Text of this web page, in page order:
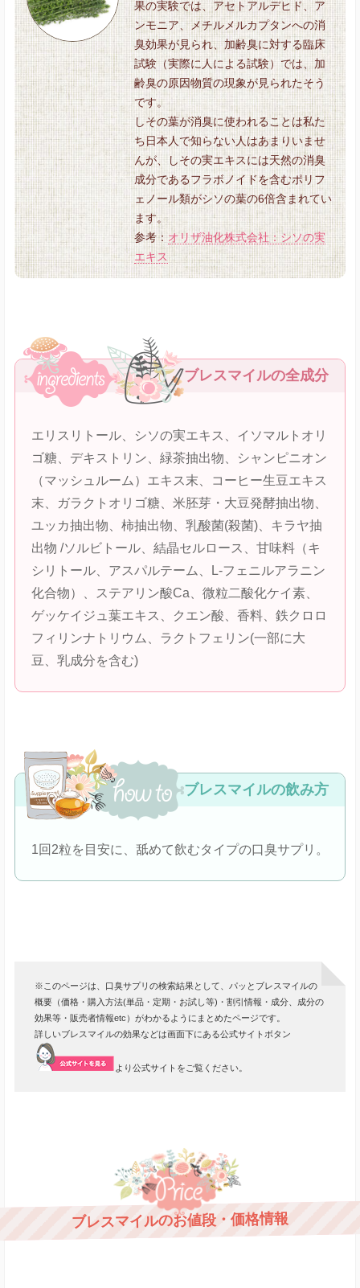
果の実験では、アセトアルデヒド、ア
ンモニア、メチルメルカプタンへの消
臭効果が見られ、加齢臭に対する臨床
試験（実際に人による試験）では、加
齢臭の原因物質の現象が見られたそう
です。
しその葉が消臭に使われることは私た
ち日本人で知らない人はあまりいませ
んが、しその実エキスには天然の消臭
成分であるフラボノイドを含むポリフ
ェノール類がシソの葉の6倍含まれてい
ます。
参考： オリザ油化株式会社：シソの実
エキス
ブレスマイルの全成分
エリスリトール、シソの実エキス、イソマルトオリ
ゴ糖、デキストリン、緑茶抽出物、シャンピニオン
（マッシュルーム）エキス末、コーヒー生豆エキス
末、ガラクトオリゴ糖、米胚芽・大豆発酵抽出物、
ユッカ抽出物、柿抽出物、乳酸菌(殺菌)、キラヤ抽
出物 /ソルビトール、結晶セルロース、甘味料（キ
シリトール、アスパルテーム、L-フェニルアラニン
化合物）、ステアリン酸Ca、微粒二酸化ケイ素、
ゲッケイジュ葉エキス、クエン酸、香料、鉄クロロ
フィリンナトリウム、ラクトフェリン(一部に大
豆、乳成分を含む)
ブレスマイルの飲み方
1回2粒を目安に、舐めて飲むタイプの口臭サプリ。
※このページは、口臭サプリの検索結果として、パッとブレスマイルの
概要（価格・購入方法(単品・定期・お試し等)・割引情報・成分、成分の
効果等・販売者情報etc）がわかるようにまとめたページです。
詳しいブレスマイルの効果などは画面下にある公式サイトボタン
より公式サイトをご覧ください。
ブレスマイルのお値段・価格情報